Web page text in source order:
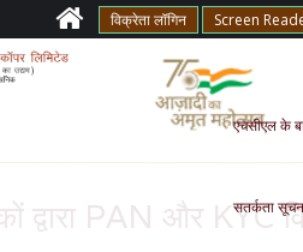
विक्रेता लॉगिन Screen
एचसीएल के
सतर्कता
द्वारा PAN और KYC